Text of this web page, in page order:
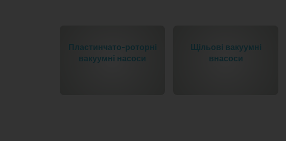
Пластинчато-роторні
вакуумні насоси
Щільові вакуумні
внасоси